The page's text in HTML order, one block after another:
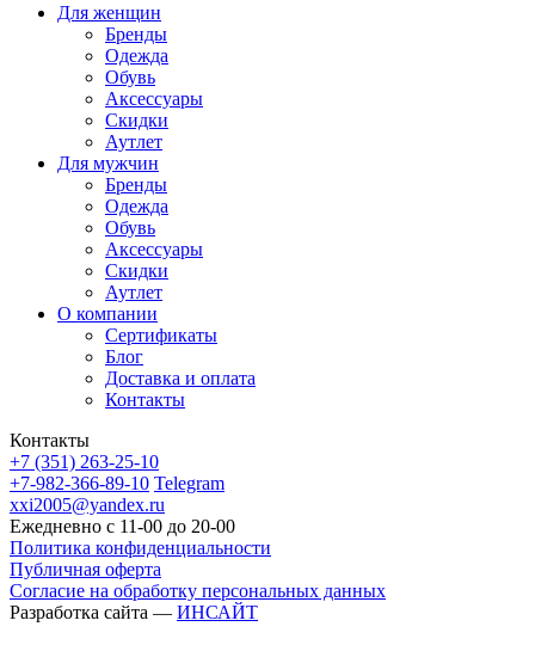
Для женщин
Бренды
Одежда
Обувь
Аксессуары
Скидки
Аутлет
Для мужчин
Бренды
Одежда
Обувь
Аксессуары
Скидки
Аутлет
О компании
Сертификаты
Блог
Доставка и оплата
Контакты
Контакты
+7 (351) 263-25-10
+7-982-366-89-10 Telegram
xxi2005@yandex.ru
Ежедневно с 11-00 до 20-00
Политика конфиденциальности
Публичная оферта
Согласие на обработку персональных данных
Разработка сайта — ИНСАЙТ